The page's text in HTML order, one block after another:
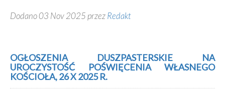
Dodano 03 Nov 2025 przezRedakt
OGŁOSZENIA DUSZPASTERSKIE NA
UROCZYSTOŚĆ POŚWIĘCENIA WŁASNEGO
KOŚCIOŁA, 26 X 2025 R.